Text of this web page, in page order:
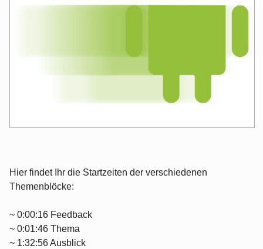
Hier findet Ihr die Startzeiten der verschiedenen
Themenblöcke:
~ 0:00:16 Feedback
~ 0:01:46 Thema
~ 1:32:56 Ausblick